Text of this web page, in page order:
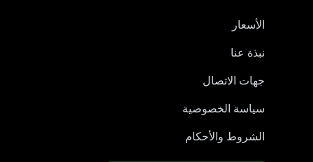
الأسعار
نبذة عنا
جهات الاتصال
سياسة الخصوصية
الشروط والأحكام